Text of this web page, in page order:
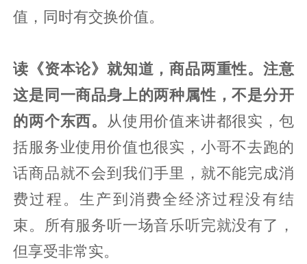
值，同时有交换价值。
读《资本论》就知道，商品两重性。注意
这是同一商品身上的两种属性，不是分开
的两个东西。
从使用价值来讲都很实，包
括服务业使用价值也很实，小哥不去跑的
话商品就不会到我们手里，就不能完成消
费过程。生产到消费全经济过程没有结
束。所有服务听一场音乐听完就没有了，
但享受非常实。